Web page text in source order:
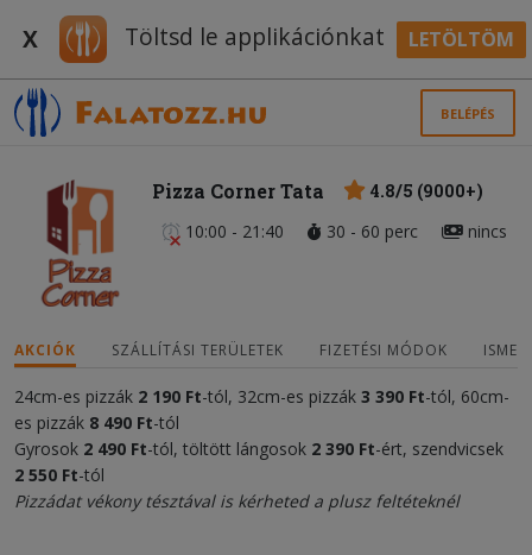
X Töltsd le applikációnkat LETÖLTÖM
BELÉPÉS
Pizza Corner Tata
4.8/5 (9000+)
10:00 - 21:40
30 - 60 perc nincs
AKCIÓK SZÁLLÍTÁSI TERÜLETEK FIZETÉSI MÓDOK
24cm-es pizzák 2 190 Ft-tól, 32cm-es pizzák 3 390 Ft-tól, 60cm-
es pizzák 8 490 Ft-tól
Gyrosok 2 490 Ft-tól, töltött lángosok 2 390 Ft-ért, szendvicsek
2 550 Ft-tól
Pizzádat vékony tésztával is kérheted a plusz feltéteknél